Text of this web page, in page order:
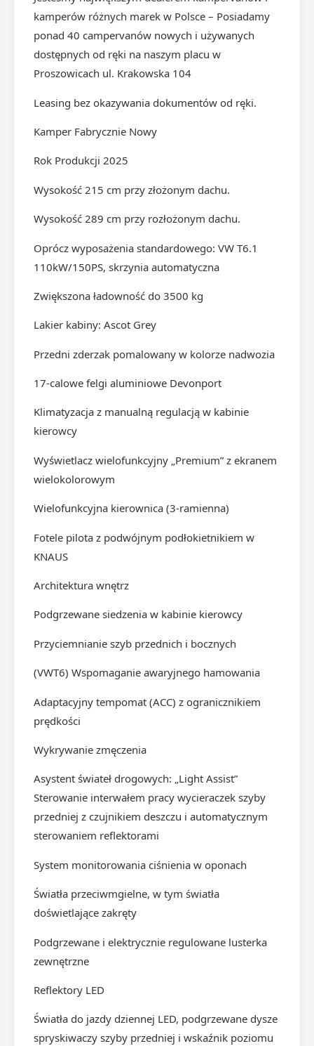
kamperów różnych marek w Polsce – Posiadamy
ponad 40 campervanów nowych i używanych
dostępnych od ręki na naszym placu w
Proszowicach ul. Krakowska 104
Leasing bez okazywania dokumentów od ręki.
Kamper Fabrycznie Nowy
Rok Produkcji 2025
Wysokość 215 cm przy złożonym dachu.
Wysokość 289 cm przy rozłożonym dachu.
Oprócz wyposażenia standardowego: VW T6.1
110kW/150PS, skrzynia automatyczna
Zwiększona ładowność do 3500 kg
Lakier kabiny: Ascot Grey
Przedni zderzak pomalowany w kolorze nadwozia
17-calowe felgi aluminiowe Devonport
Klimatyzacja z manualną regulacją w kabinie
kierowcy
Wyświetlacz wielofunkcyjny „Premium” z ekranem
wielokolorowym
Wielofunkcyjna kierownica (3-ramienna)
Fotele pilota z podwójnym podłokietnikiem w
KNAUS
Architektura wnętrz
Podgrzewane siedzenia w kabinie kierowcy
Przyciemnianie szyb przednich i bocznych
(VWT6) Wspomaganie awaryjnego hamowania
Adaptacyjny tempomat (ACC) z ogranicznikiem
prędkości
Wykrywanie zmęczenia
Asystent świateł drogowych: „Light Assist”
Sterowanie interwałem pracy wycieraczek szyby
przedniej z czujnikiem deszczu i automatycznym
sterowaniem reflektorami
System monitorowania ciśnienia w oponach
Światła przeciwmgielne, w tym światła
doświetlające zakręty
Podgrzewane i elektrycznie regulowane lusterka
zewnętrzne
Reflektory LED
Światła do jazdy dziennej LED, podgrzewane dysze
spryskiwaczy szyby przedniej i wskaźnik poziomu